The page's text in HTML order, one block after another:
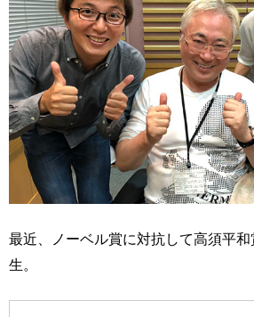
最近、ノーベル賞に対抗して高須平
生。